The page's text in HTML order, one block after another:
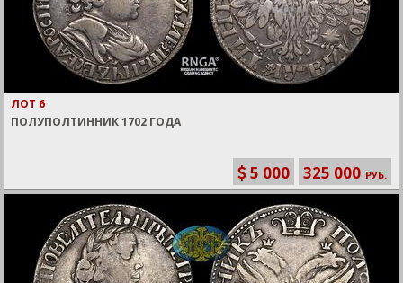
ЛОТ 6
ПОЛУПОЛТИННИК 1702 ГОДА
5 000 325 000 РУБ.